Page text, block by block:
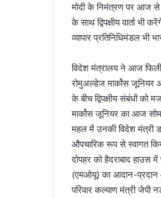
मोदी के निमंत्रण पर आज से
के साथ द्विपक्षीय वार्ता
व्यापार प्रतिनिधिमंडल भी
विदेश मंत्रालय ने आज
रोमुअल्डेज मार्कोस
के बीच द्विपक्षीय संबंधों को
मार्कोस जूनियर का आज
महल में उनकी विदेश मंत्री
औपचारिक रूप से स्वागत
दोपहर को हैदराबाद हाउस
(एमओयू) का आदान-प्रदान
परिवार कल्याण मंत्री जेपी